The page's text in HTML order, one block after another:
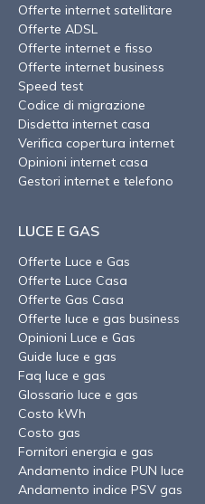
Offerte internet satellitare
Offerte ADSL
Offerte internet e fisso
Offerte internet business
Speed test
Codice di migrazione
Disdetta internet casa
Verifica copertura internet
Opinioni internet casa
Gestori internet e telefono
LUCE E GAS
Offerte Luce e Gas
Offerte Luce Casa
Offerte Gas Casa
Offerte luce e gas business
Opinioni Luce e Gas
Guide luce e gas
Faq luce e gas
Glossario luce e gas
Costo kWh
Costo gas
Fornitori energia e gas
Andamento indice PUN luce
Andamento indice PSV gas